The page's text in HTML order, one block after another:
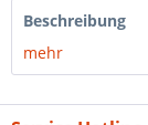
Beschreibung
mehr